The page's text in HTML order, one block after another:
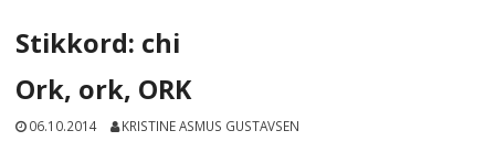
Stikkord: chi
Ork, ork, ORK
06.10.2014 KRISTINE ASMUS GUSTAVSEN